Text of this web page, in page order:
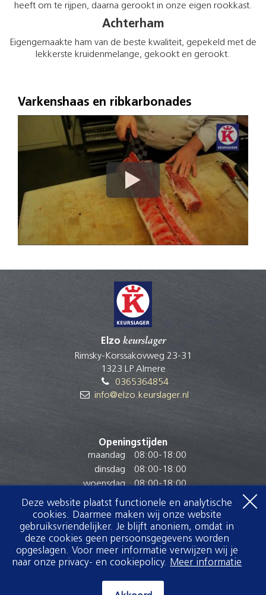
heeft om te rijpen, daarna gerookt in onze eigen rookkast.
Achterham
Eigengemaakte ham van de beste kwaliteit, gepekeld met de
lekkerste kruidenmelange, gekookt en gerookt.
Varkenshaas en ribkarbonades
Elzo keurslager
Rimsky-Korssakovweg 23-31
1323 LP Almere
0365364854
info@elzo.keurslager.nl
Openingstijden
maandag
08:00-18:00
dinsdag
08:00-18:00
woensdag
08:00-18:00
donderdag
08:00 -
vrijdag
08:00- 18:00
zaterdag
08:00-17:00
zondag
Gesloten
Deze website plaatst functionele en analytische
cookies. Daarmee maken wij onze website
gebruiksvriendelijker. Je blijft anoniem, omdat in
deze cookies geen persoonsgegevens worden
opgeslagen. Voor meer informatie verwijzen wij je
naar onze privacy- en cookiepolicy. Meer informatie